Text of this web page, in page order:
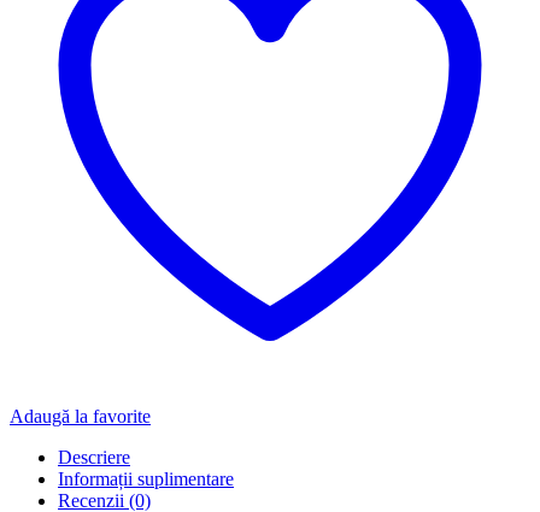
Adaugă la favorite
Descriere
Informații suplimentare
Recenzii (0)